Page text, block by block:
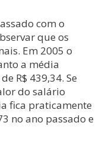
com o
que os
Em 2005 o
a média
R$ 439,34. Se
do salário
fica praticamente
no ano passado e